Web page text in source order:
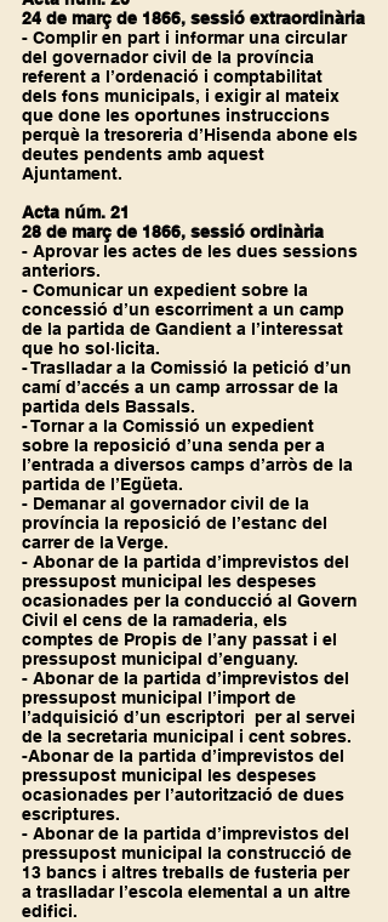
24 de març de 1866, sessió extraordinària
- Complir en part i informar una circular
del governador civil de la província
referent a l’ordenació i comptabilitat
dels fons municipals, i exigir al mateix
que done les oportunes instruccions
perquè la tresoreria d’Hisenda abone els
deutes pendents amb aquest
Ajuntament.
Acta núm. 21
28 de març de 1866, sessió ordinària
- Aprovar les actes de les dues sessions
anteriors.
- Comunicar un expedient sobre la
concessió d’un escorriment a un camp
de la partida de Gandient a l’interessat
que ho sol·licita.
- Traslladar a la Comissió la petició d’un
camí d’accés a un camp arrossar de la
partida dels Bassals.
- Tornar a la Comissió un expedient
sobre la reposició d’una senda per a
l’entrada a diversos camps d’arròs de la
partida de l’Egüeta.
- Demanar al governador civil de la
província la reposició de l’estanc del
carrer de la Verge.
- Abonar de la partida d’imprevistos del
pressupost municipal les despeses
ocasionades per la conducció al Govern
Civil el cens de la ramaderia, els
comptes de Propis de l’any passat i el
pressupost municipal d’enguany.
- Abonar de la partida d’imprevistos del
pressupost municipal l’import de
l’adquisició d’un escriptori  per al servei
de la secretaria municipal i cent sobres.
-Abonar de la partida d’imprevistos del
pressupost municipal les despeses
ocasionades per l’autorització de dues
escriptures.
- Abonar de la partida d’imprevistos del
pressupost municipal la construcció de
13 bancs i altres treballs de fusteria per
a traslladar l’escola elemental a un altre
edifici.